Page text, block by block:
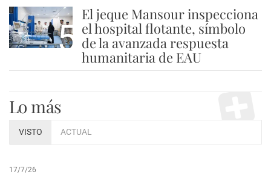
5
El jeque Mansour inspecciona
el hospital flotante, símbolo
de la avanzada respuesta
humanitaria de EAU
Lo más
VISTO ACTUAL
17/7/26